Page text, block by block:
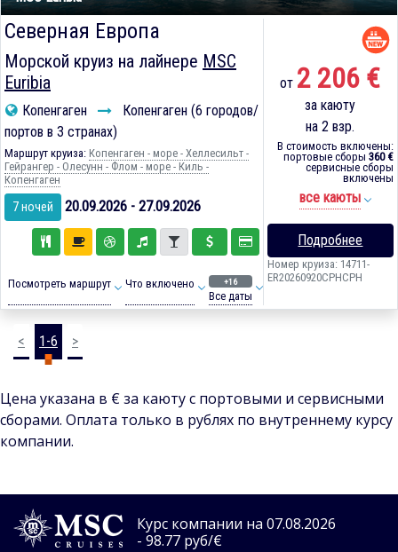
Северная Европа
Морской круиз на лайнере MSC
Euribia
Копенгаген
Копенгаген (6 городов/
портов в 3 странах)
Маршрут круиза: Копенгаген - море - Хеллесильт -
Гейрангер - Олесунн - Флом - море - Киль -
Копенгаген
7 ночей 20.09.2026 - 27.09.2026
Посмотреть маршрут Что включено +16
Все даты
от 2 206 €
за каюту
на 2 взр.
В стоимость включены:
портовые сборы 360 €
сервисные сборы
включены
все каюты
Подробнее
Номер круиза: 14711-
ER20260920CPHCPH
< 1-6 >
Цена указана в € за каюту с портовыми и сервисными
сборами. Оплата только в рублях по внутреннему курсу
компании.
Курс компании на 07.08.2026
- 98.77 руб/€